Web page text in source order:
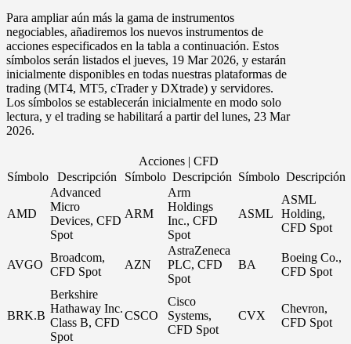
Para ampliar aún más la gama de instrumentos
negociables, añadiremos los nuevos instrumentos de
acciones especificados en la tabla a continuación. Estos
símbolos serán listados el jueves, 19 Mar 2026, y estarán
inicialmente disponibles en todas nuestras plataformas de
trading (MT4, MT5, cTradery DXtrade) y servidores.
Los símbolos se establecerán inicialmente en modo solo
lectura, y el trading se habilitará a partir del lunes, 23 Mar
2026.
Acciones | CFD
Símbolo
Descripción Símbolo Descripción Símbolo Descripción
AMD
Advanced
Micro
Devices, CFD
Spot
ARM
Arm
Holdings
Inc., CFD
Spot
ASML
ASML
Holding,
CFD Spot
AVGO
Broadcom,
CFD Spot
AZN
AstraZeneca
PLC, CFD
Spot
BA
Boeing Co.,
CFD Spot
BRK.B
Berkshire
Hathaway Inc.
Class B, CFD
Spot
CSCO
Cisco
Systems,
CFD Spot
CVX
Chevron,
CFD Spot